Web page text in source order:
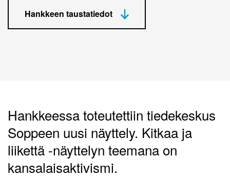
Hankkeen taustatiedot
Hankkeessa toteutettiin tiedekeskus
Soppeen uusi näyttely. Kitkaa ja
liikettä -näyttelyn teemana on
kansalaisaktivismi.